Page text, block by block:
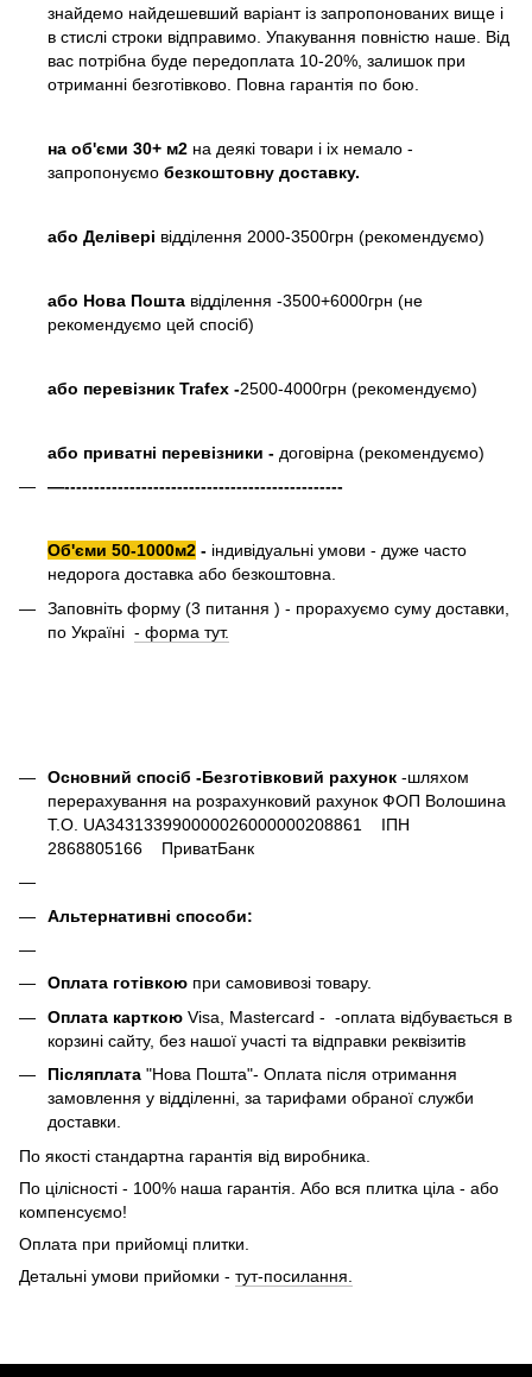
знайдемо найдешевший варіант із запропонованих вище і
в стислі строки відправимо. Упакування повністю наше. Від
вас потрібна буде передоплата 10-20%, залишок при
отриманні безготівково. Повна гарантія по бою.
на об'єми 30+ м2 на деякі товари і іх немало -
запропонуємо безкоштовну доставку.
або Делівері відділення 2000-3500грн (рекомендуємо)
або Нова Пошта відділення -3500+6000грн (не
рекомендуємо цей спосіб)
або перевізник Trafex -2500-4000грн (рекомендуємо)
або приватні перевізники - договірна (рекомендуємо)
—-----------------------------------------------
Об'єми 50-1000м2 - індивідуальні умови - дуже часто
недорога доставка або безкоштовна.
Заповніть форму (3 питання ) - прорахуємо суму доставки,
по Україні - форма тут.
Основний спосіб -Безготівковий рахунок -шляхом
перерахування на розрахунковий рахунок ФОП Волошина
Т.О. UA343133990000026000000208861 ІПН
2868805166 ПриватБанк
Альтернативні способи:
Оплата готівкою при самовивозі товару.
Оплата карткою Visa, Mastercard - -оплата відбувається в
корзині сайту, без нашої участі та відправки реквізитів
Післяплата "Нова Пошта"- Оплата після отримання
замовлення у відділенні, за тарифами обраної служби
доставки.
По якості стандартна гарантія від виробника.
По цілісності - 100% наша гарантія. Або вся плитка ціла - або
компенсуємо!
Оплата при прийомці плитки.
Детальні умови прийомки - тут-посилання.